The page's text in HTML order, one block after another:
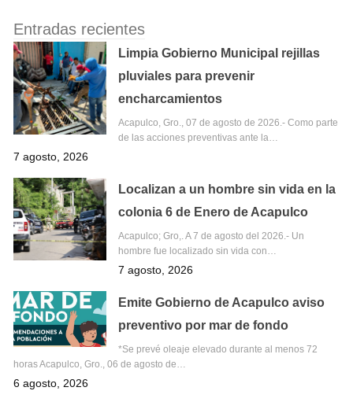
Entradas recientes
Limpia Gobierno Municipal rejillas
pluviales para prevenir
encharcamientos
Acapulco, Gro., 07 de agosto de 2026.- Como parte
de las acciones preventivas ante la…
7 agosto, 2026
Localizan a un hombre sin vida en la
colonia 6 de Enero de Acapulco
Acapulco; Gro,. A 7 de agosto del 2026.- Un
hombre fue localizado sin vida con…
7 agosto, 2026
Emite Gobierno de Acapulco aviso
preventivo por mar de fondo
*Se prevé oleaje elevado durante al menos 72
horas Acapulco, Gro., 06 de agosto de…
6 agosto, 2026